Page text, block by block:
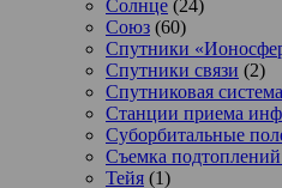
Солнце (24)
Союз (60)
Спутники
Спутники связи (2)
Спутниковая
Станции приема
Суборбитальные
Съемка
Тейя (1)